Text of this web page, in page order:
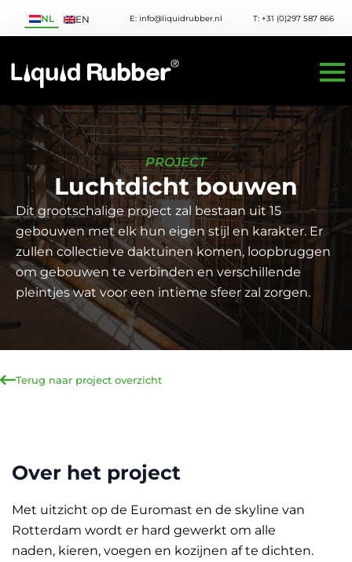
NL EN E: info@liquidrubber.nl T: +31 (0)297 587 866
PROJECT
Luchtdicht bouwen
Dit grootschalige project zal bestaan uit 15
gebouwen met elk hun eigen stijl en karakter. Er
zullen collectieve daktuinen komen, loopbruggen
om gebouwen te verbinden en verschillende
pleintjes wat voor een intieme sfeer zal zorgen.
Terug naar project overzicht
Over het project
Met uitzicht op de Euromast en de skyline van
Rotterdam wordt er hard gewerkt om alle
naden, kieren, voegen en kozijnen af te dichten.